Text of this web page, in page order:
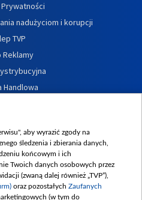
nadużyciom i korupcji
TVP
Reklamy
Handlowa
wewnętrznych
aby wyrazić zgody na
śledzenia i zbierania danych,
końcowym i ich
Twoich danych osobowych przez
(zwaną dalej również „TVP”),
oraz pozostałych Zaufanych
(w tym do